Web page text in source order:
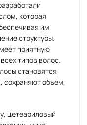
которая
им
структуры.
приятную
типов волос.
становятся
сохраняют объем,
цетеариловый